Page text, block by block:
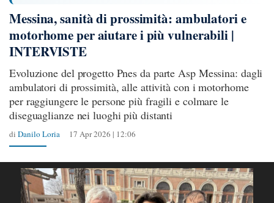
Messina, sanità di prossimità: ambulatori e
motorhome per aiutare i più vulnerabili |
INTERVISTE
Evoluzione del progetto Pnes da parte Asp Messina: dagli
ambulatori di prossimità, alle attività con i motorhome
per raggiungere le persone più fragili e colmare le
diseguaglianze nei luoghi più distanti
di Danilo Loria 17 Apr 2026 | 12:06